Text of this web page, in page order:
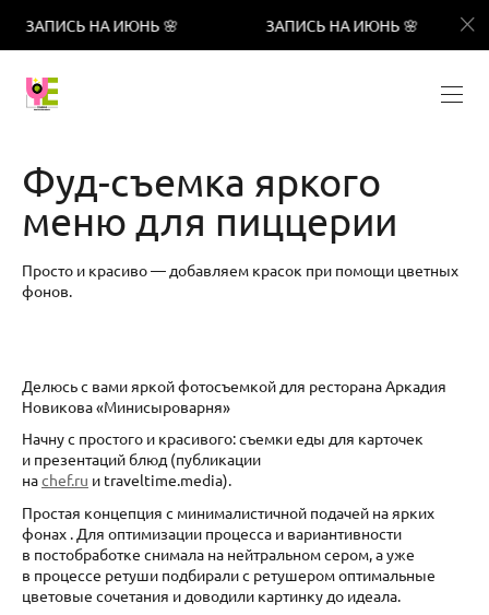
НА ИЮНЬ 🌸 ЗАПИСЬ НА ИЮНЬ 🌸
Фуд-съемка яркого
меню для пиццерии
Просто и красиво — добавляем красок при помощи цветных
фонов.
Делюсь с вами яркой фотосъемкой для ресторана Аркадия
Новикова «Минисыроварня»
Начну с простого и красивого: съемки еды для карточек
и презентаций блюд (публикации
наchef.ru и traveltime.media).
Простая концепция с минималистичной подачей на ярких
фонах . Для оптимизации процесса и вариантивности
в постобработке снимала на нейтральном сером, а уже
в процессе ретуши подбирали с ретушером оптимальные
цветовые сочетания и доводили картинку до идеала.